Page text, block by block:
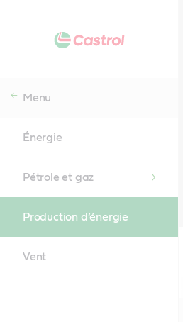
Menu
Énergie
Pétrole et gaz
Production d’énergie
Vent